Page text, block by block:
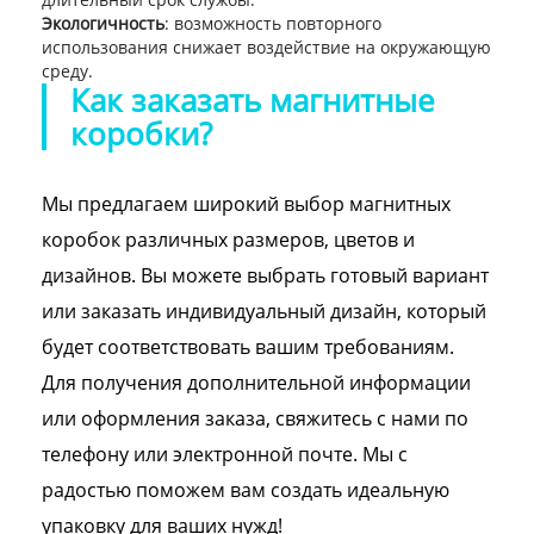
Экологичность: возможность повторного
использования снижает воздействие на окружающую
среду.
Как заказать магнитные
коробки?
Мы предлагаем широкий выбор магнитных
коробок различных размеров, цветов и
дизайнов. Вы можете выбрать готовый вариант
или заказать индивидуальный дизайн, который
будет соответствовать вашим требованиям.
Для получения дополнительной информации
или оформления заказа, свяжитесь с нами по
телефону или электронной почте. Мы с
радостью поможем вам создать идеальную
упаковку для ваших нужд!